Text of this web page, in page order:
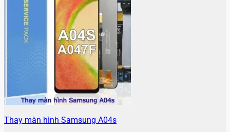
Thay màn hình Samsung A04s